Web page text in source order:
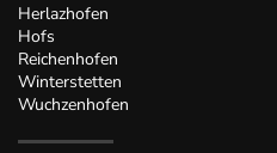
Herlazhofen
Hofs
Reichenhofen
Winterstetten
Wuchzenhofen